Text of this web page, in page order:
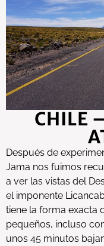
CHILE
Después de
Jama nos fuimos
a ver las vistas del
el imponente
tiene la forma exacta
pequeños, incluso
unos 45 minutos